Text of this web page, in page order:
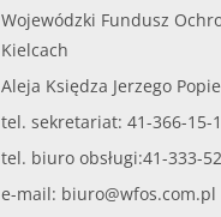
Wojewódzki Fundusz
Kielcach
Aleja Księdza Jerzego
tel. sekretariat: 41-366-15-
tel. biuro obsługi:41-333-
e-mail: biuro@wfos.com.pl